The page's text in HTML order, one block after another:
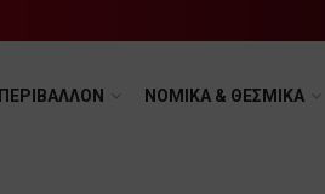
ΠΕΡΙΒΑΛΛΟΝ ΝΟΜΙΚΑ & ΘΕΣΜΙΚΑ